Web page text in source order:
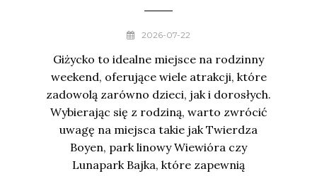
2026-07-22
Giżycko to idealne miejsce na rodzinny
weekend, oferujące wiele atrakcji, które
zadowolą zarówno dzieci, jak i dorosłych.
Wybierając się z rodziną, warto zwrócić
uwagę na miejsca takie jak Twierdza
Boyen, park linowy Wiewióra czy
Lunapark Bajka, które zapewnią